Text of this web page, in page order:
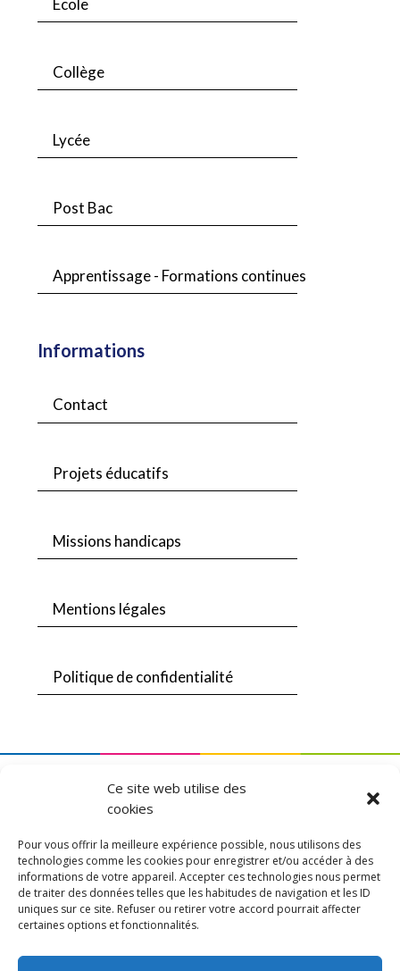
Ce site web utilise des
cookies
Pour vous offrir la meilleure expérience possible, nous utilisons des
technologies comme les cookies pour enregistrer et/ou accéder à des
informations de votre appareil. Accepter ces technologies nous permet
de traiter des données telles que les habitudes de navigation et les ID
uniques sur ce site. Refuser ou retirer votre accord pourrait affecter
certaines options et fonctionnalités.
Collège
Lycée
Post Bac
Apprentissage - Formations continues
Informations
Contact
Projets éducatifs
Missions handicaps
Mentions légales
Politique de confidentialité
Une création DLW Communication
FAITES VOTRE RECHERCHE